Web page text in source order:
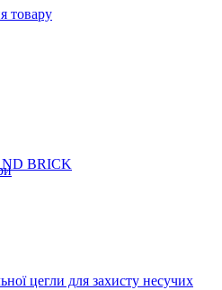
товару
BRICK
цегли для захисту несучих